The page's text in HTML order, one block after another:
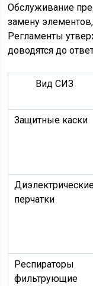
Обслуживание
замену
Регламенты
доводятся до
Вид СИЗ
Защитные каски
перчатки
Респираторы
фильтрующие